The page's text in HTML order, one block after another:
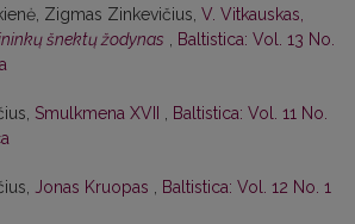
Zigmas Zinkevičius, V. Vitkauskas,
šnektų žodynas , Baltistica: Vol. 13 No.
Smulkmena XVII , Baltistica: Vol. 11 No.
Jonas Kruopas , Baltistica: Vol. 12 No. 1